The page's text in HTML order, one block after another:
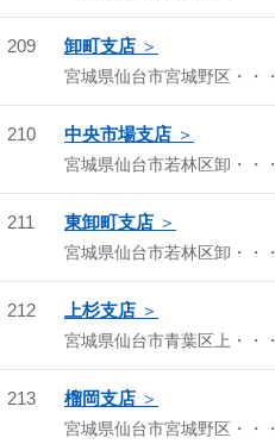
209 卸町支店
宮城県仙台市宮城野区・・・
210 中央市場支店
宮城県仙台市若林区卸・・・
211 東卸町支店
宮城県仙台市若林区卸・・・
212 上杉支店
宮城県仙台市青葉区上・・・
213 榴岡支店
宮城県仙台市宮城野区・・・